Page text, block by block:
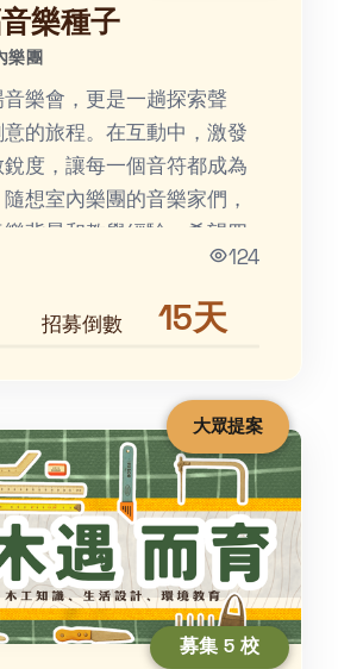
樂種子
樂團
樂會，更是一趟探索聲
的旅程。在互動中，激發
度，讓每一個音符都成為
想室內樂團的音樂家們，
124
招募倒數 15天
大眾提案
募集 5 校